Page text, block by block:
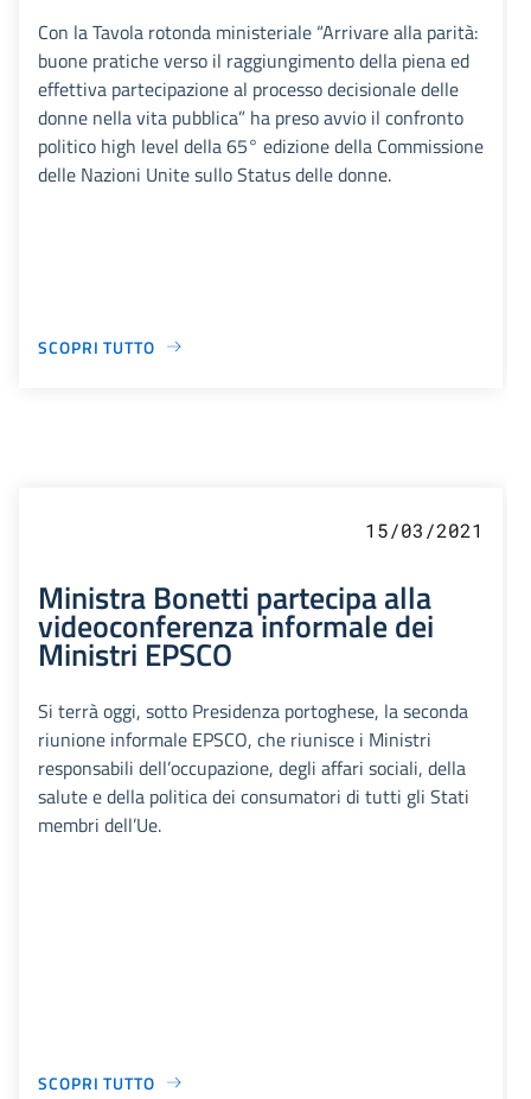
Con la Tavola rotonda ministeriale “Arrivare alla parità:
buone pratiche verso il raggiungimento della piena ed
effettiva partecipazione al processo decisionale delle
donne nella vita pubblica” ha preso avvio il confronto
politico high level della 65° edizione della Commissione
delle Nazioni Unite sullo Status delle donne.
SCOPRI TUTTO
15/03/2021
Ministra Bonetti partecipa alla
videoconferenza informale dei
Ministri EPSCO
Si terrà oggi, sotto Presidenza portoghese, la seconda
riunione informale EPSCO, che riunisce i Ministri
responsabili dell’occupazione, degli affari sociali, della
salute e della politica dei consumatori di tutti gli Stati
membri dell’Ue.
SCOPRI TUTTO